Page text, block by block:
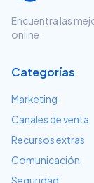
Encuentra las
online.
Categorías
Marketing
Canales de venta
Recursos extras
Comunicación
Seguridad